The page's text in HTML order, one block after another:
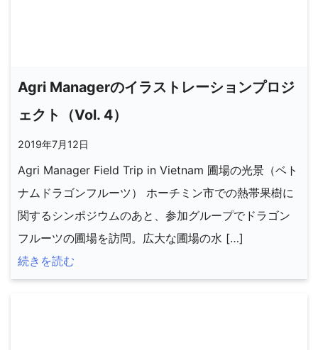
Agri Managerのイラストレーションプロジ
ェクト（Vol. 4）
2019年7月12日
Agri Manager Field Trip in Vietnam 圃場の光景（ベト
ナムドラゴンフルーツ） ホーチミン市での熱帯果樹に
関するシンポジウムのあと、参加グループでドラゴン
フルーツの圃場を訪問。広大な圃場の水 […]
続きを読む